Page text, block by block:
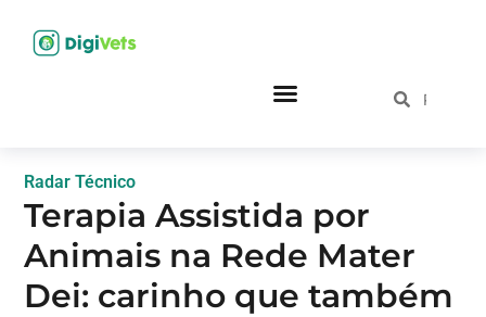
Radar Técnico
Terapia Assistida por
Animais na Rede Mater
Dei: carinho que também